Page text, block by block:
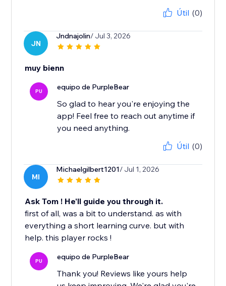
Útil (0)
JN
Jndnajolin/ Jul 3, 2026
muy bienn
PU equipo de PurpleBear
So glad to hear you're enjoying the
app! Feel free to reach out anytime if
you need anything.
Útil (0)
MI
Michaelgilbert1201/ Jul 1, 2026
Ask Tom ! He'll guide you through it.
first of all, was a bit to understand. as with
everything a short learning curve. but with
help. this player rocks !
PU equipo de PurpleBear
Thank you! Reviews like yours help